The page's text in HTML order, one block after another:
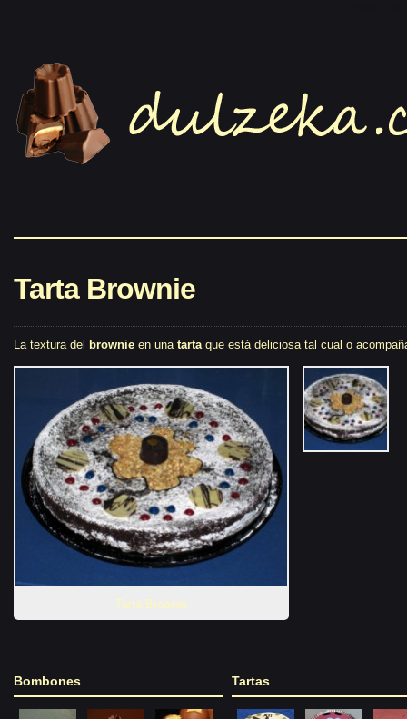
Tarta Brownie
La textura del brownie en una tartaque está deliciosa tal cual o
Tarta Brownie
Bombones Tartas